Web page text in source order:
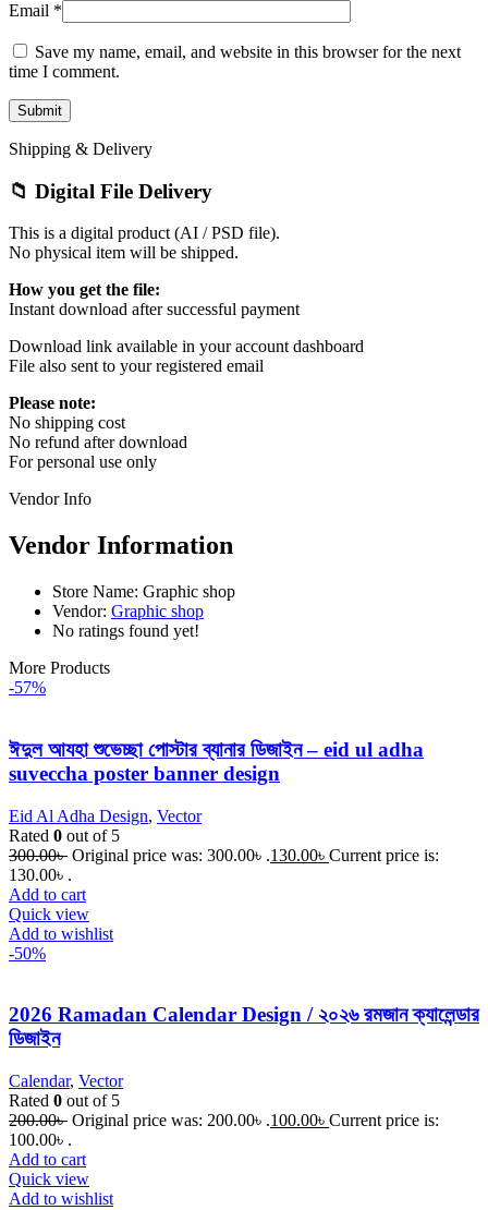
Email *
Save my name, email, and website in this browser for the next
time I comment.
Shipping & Delivery
📁 Digital File Delivery
This is a digital product (AI / PSD file).
No physical item will be shipped.
How you get the file:
Instant download after successful payment
Download link available in your account dashboard
File also sent to your registered email
Please note:
No shipping cost
No refund after download
For personal use only
Vendor Info
Vendor Information
Store Name: Graphic shop
Vendor: Graphic shop
No ratings found yet!
More Products
-57%
ঈদুল আযহা শুভেচ্ছা পোস্টার ব্যানার ডিজাইন – eid ul adha
suveccha poster banner design
Eid Al Adha Design, Vector
Rated 0 out of 5
300.00৳ Original price was: 300.00৳ .130.00৳ Current price is:
130.00৳ .
Add to cart
Quick view
Add to wishlist
-50%
2026 Ramadan Calendar Design / ২০২৬ রমজান ক্যালেন্ডার
ডিজাইন
Calendar, Vector
Rated 0 out of 5
200.00৳ Original price was: 200.00৳ .100.00৳ Current price is:
100.00৳ .
Add to cart
Quick view
Add to wishlist